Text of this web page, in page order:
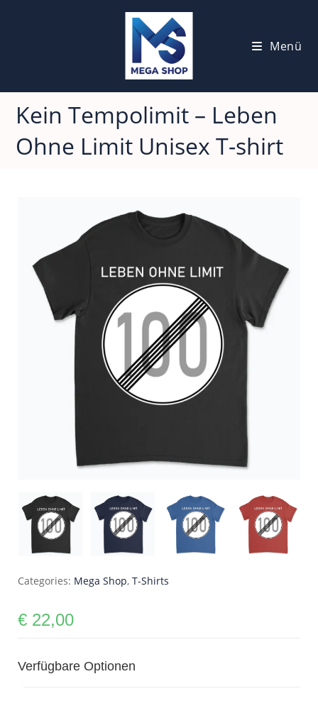
Menü
Kein Tempolimit – Leben
Ohne Limit Unisex T-shirt
Categories: Mega Shop, T-Shirts
€ 22,00
Verfügbare Optionen